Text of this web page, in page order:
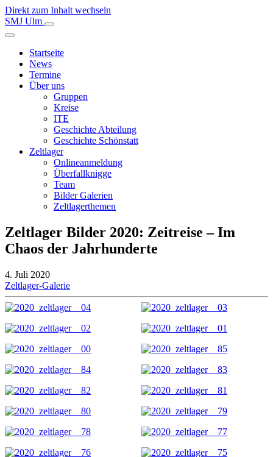
Direkt zum Inhalt wechseln
Hauptnavigation
SMJ Ulm
Startseite
News
Termine
Über uns
Gruppen
Kreise
ITE
Geschichte Abteilung
Geschichte Schönstatt
Zeltlager
Onlineanmeldung
Überfallknigge
Team
Bilder Galerien
Zeltlagerthemen
Zeltlager Bilder 2020: Zeitreise – Im
Chaos der Jahrhunderte
4. Juli 2020
Zeltlager-Galerie